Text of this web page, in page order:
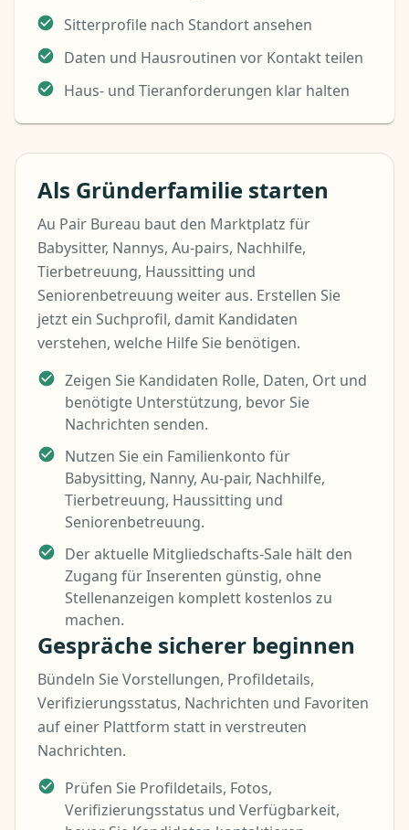
Sitterprofile nach Standort ansehen
Daten und Hausroutinen vor Kontakt teilen
Haus- und Tieranforderungen klar halten
Als Gründerfamilie starten
Au Pair Bureau baut den Marktplatz für
Babysitter, Nannys, Au-pairs, Nachhilfe,
Tierbetreuung, Haussitting und
Seniorenbetreuung weiter aus. Erstellen Sie
jetzt ein Suchprofil, damit Kandidaten
verstehen, welche Hilfe Sie benötigen.
Zeigen Sie Kandidaten Rolle, Daten, Ort und
benötigte Unterstützung, bevor Sie
Nachrichten senden.
Nutzen Sie ein Familienkonto für
Babysitting, Nanny, Au-pair, Nachhilfe,
Tierbetreuung, Haussitting und
Seniorenbetreuung.
Der aktuelle Mitgliedschafts-Sale hält den
Zugang für Inserenten günstig, ohne
Stellenanzeigen komplett kostenlos zu
machen.
Gespräche sicherer beginnen
Bündeln Sie Vorstellungen, Profildetails,
Verifizierungsstatus, Nachrichten und Favoriten
auf einer Plattform statt in verstreuten
Nachrichten.
Prüfen Sie Profildetails, Fotos,
Verifizierungsstatus und Verfügbarkeit,